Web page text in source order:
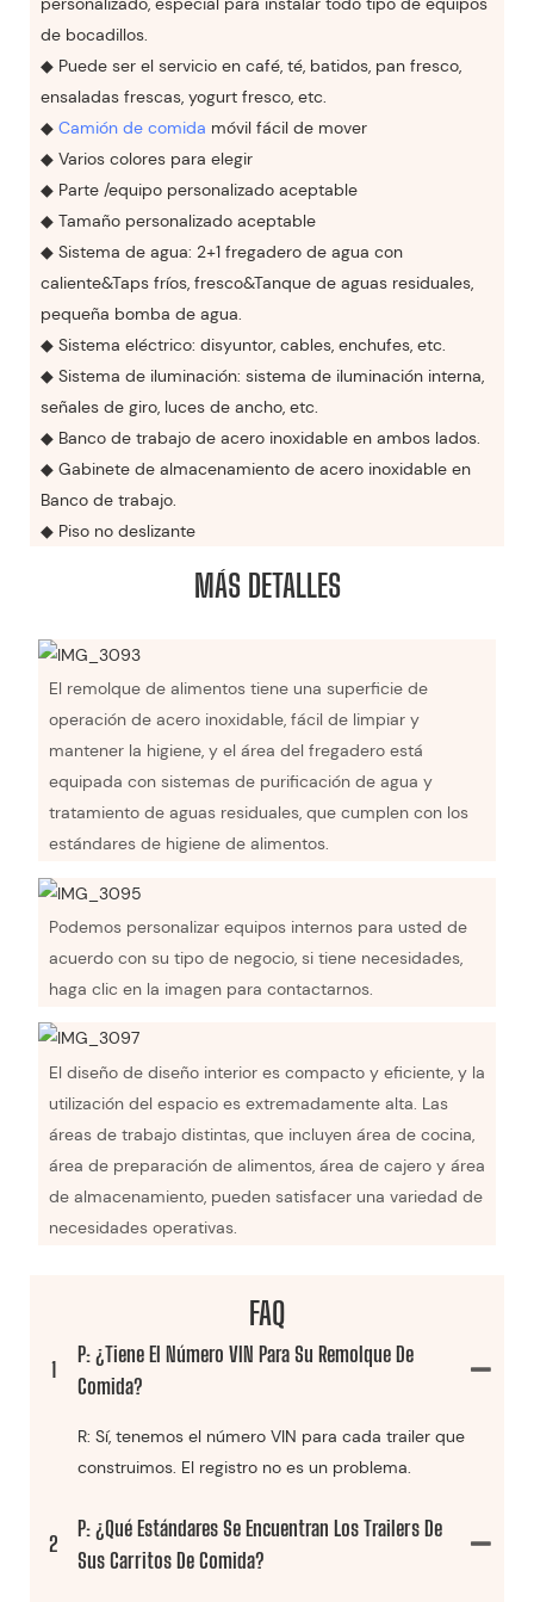
de bocadillos.
◆ Puede ser el servicio en café, té, batidos, pan fresco,
ensaladas frescas, yogurt fresco, etc.
◆ Camión de comida móvil fácil de mover
◆ Varios colores para elegir
◆ Parte /equipo personalizado aceptable
◆ Tamaño personalizado aceptable
◆ Sistema de agua: 2+1 fregadero de agua con
caliente&Taps fríos, fresco&Tanque de aguas residuales,
pequeña bomba de agua.
◆ Sistema eléctrico: disyuntor, cables, enchufes, etc.
◆ Sistema de iluminación: sistema de iluminación interna,
señales de giro, luces de ancho, etc.
◆ Banco de trabajo de acero inoxidable en ambos lados.
◆ Gabinete de almacenamiento de acero inoxidable en
Banco de trabajo.
◆ Piso no deslizante
MÁS DETALLES
El remolque de alimentos tiene una superficie de
operación de acero inoxidable, fácil de limpiar y
mantener la higiene, y el área del fregadero está
equipada con sistemas de purificación de agua y
tratamiento de aguas residuales, que cumplen con los
estándares de higiene de alimentos.
Podemos personalizar equipos internos para usted de
acuerdo con su tipo de negocio, si tiene necesidades,
haga clic en la imagen para contactarnos.
El diseño de diseño interior es compacto y eficiente, y la
utilización del espacio es extremadamente alta. Las
áreas de trabajo distintas, que incluyen área de cocina,
área de preparación de alimentos, área de cajero y área
de almacenamiento, pueden satisfacer una variedad de
necesidades operativas.
FAQ
1
P: ¿Tiene El Número VIN Para Su Remolque De
Comida?
R: Sí, tenemos el número VIN para cada trailer que
construimos. El registro no es un problema.
2
P: ¿Qué Estándares Se Encuentran Los Trailers De
Sus Carritos De Comida?